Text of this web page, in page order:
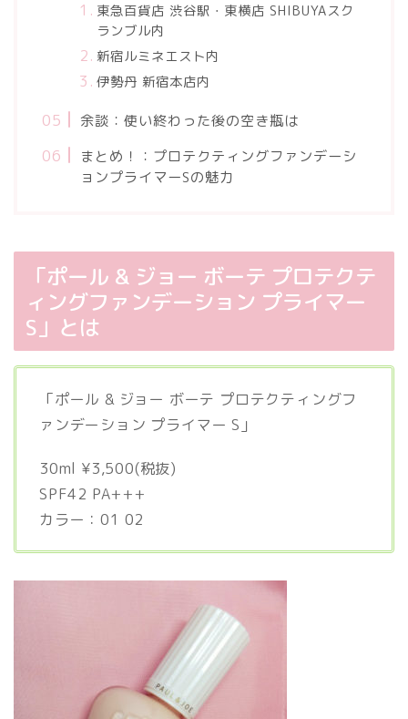
東急百貨店 渋谷駅・東横店 SHIBUYAスク
ランブル内
新宿ルミネエスト内
伊勢丹 新宿本店内
余談：使い終わった後の空き瓶は
まとめ！：プロテクティングファンデーシ
ョンプライマーSの魅力
「ポール & ジョー ボーテ プロテクテ
ィングファンデーション プライマー
S」とは
「ポール & ジョー ボーテ プロテクティングフ
ァンデーション プライマー S」
30ml ¥3,500(税抜)
SPF42 PA+++
カラー：01 02